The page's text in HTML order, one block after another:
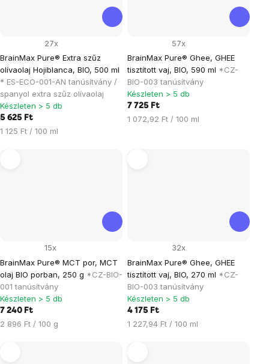
BrainMax Pure® Extra szűz
olívaolaj Hojiblanca, BIO, 500 ml
* ES-ECO-001-AN tanúsítvány /
spanyol extra szűz olívaolaj
27x
Készleten > 5 db
5 625 Ft
Egységár:
1 125 Ft / 100 ml
BrainMax Pure® Ghee, GHEE
tisztított vaj, BIO, 590 ml *CZ-
BIO-003 tanúsítvány
57x
Készleten > 5 db
7 725 Ft
Egységár:
1 072,92 Ft / 100 ml
BrainMax Pure® MCT por, MCT
olaj BIO porban, 250 g *CZ-BIO-
001 tanúsítvány
15x
Készleten > 5 db
7 240 Ft
Egységár:
2 896 Ft / 100 g
BrainMax Pure® Ghee, GHEE
tisztított vaj, BIO, 270 ml *CZ-
BIO-003 tanúsítvány
32x
Készleten > 5 db
4 175 Ft
Egységár:
1 227,94 Ft / 100 ml